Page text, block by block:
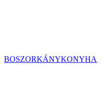
BOSZORKÁNYKONYHA